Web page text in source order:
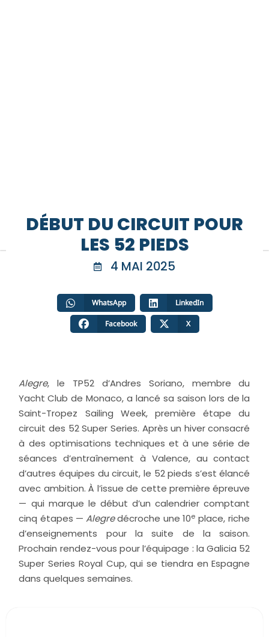
DÉBUT DU CIRCUIT POUR
LES 52 PIEDS
4 MAI 2025
WhatsApp LinkedIn
Facebook X
Alegre, le TP52 d’Andres Soriano, membre du
YachtClub de Monaco, a lancé sa saison lors de la
Saint-Tropez Sailing Week, première étape du
circuit des 52 Super Series. Après un hiver consacré
à des optimisations techniques et à une série de
séances d’entraînement à Valence, au contact
d’autres équipes du circuit, le 52 pieds s’est élancé
avec ambition. À l’issue de cette première épreuve
— qui marque le début d’un calendrier comptant
cinq étapes —Alegredécroche une 10e place, riche
d’enseignements pour la suite de la saison.
Prochain rendez-vous pour l’équipage : la Galicia 52
Super Series Royal Cup, qui se tiendra en Espagne
dans quelques semaines.